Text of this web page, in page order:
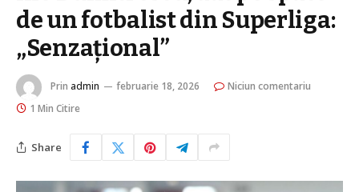
de un fotbalist din Superliga:
„Senzațional”
Prin admin februarie 18, 2026
Niciun comentariu
1 Min Citire
Share